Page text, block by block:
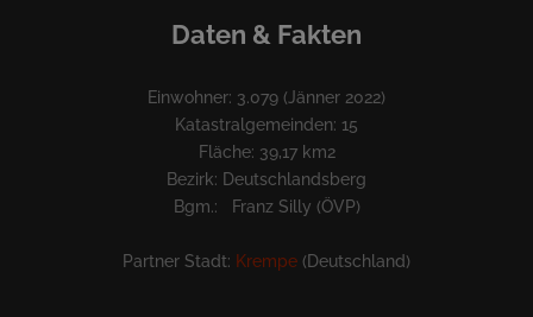
Daten & Fakten
Einwohner: 3.079 (Jänner 2022)
Katastralgemeinden: 15
Fläche: 39,17 km2
Bezirk: Deutschlandsberg
Bgm.: Franz Silly (ÖVP)
Partner Stadt: Krempe (Deutschland)